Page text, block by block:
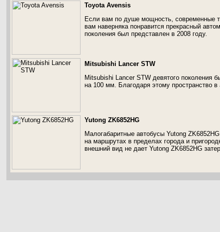
Toyota Avensis
Если вам по душе мощность, современные
вам наверняка понравится прекрасный
поколения был представлен в 2008 году.
Mitsubishi Lancer STW
Mitsubishi Lancer STW девятого поколения
на 100 мм. Благодаря этому пространство
Yutong ZK6852HG
Малогабаритные автобусы Yutong
на маршрутах в пределах города и
внешний вид не дает Yutong ZK6852HG